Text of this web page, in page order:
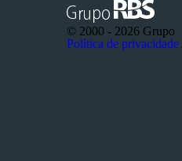
© 2000 - 2026 Grupo
Política de privacidade